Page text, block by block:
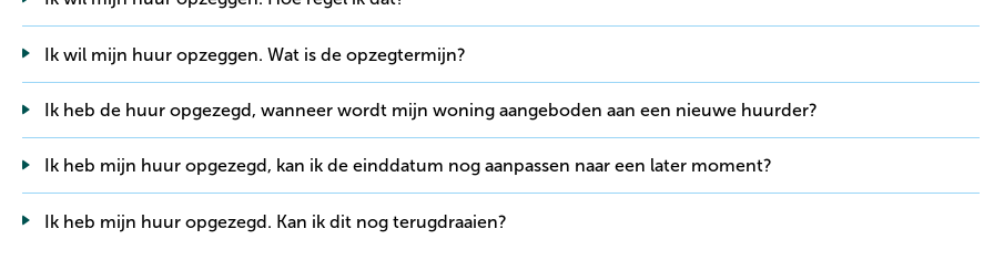
Ik wil mijn huur opzeggen. Wat is de opzegtermijn?
Ik heb de huur opgezegd, wanneer wordt mijn woning aangeboden aan een nieuwe huurder?
Ik heb mijn huur opgezegd, kan ik de einddatum nog aanpassen naar een later moment?
Ik heb mijn huur opgezegd. Kan ik dit nog terugdraaien?